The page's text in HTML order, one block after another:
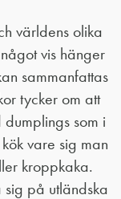
världens olika
vis hänger
sammanfattas
tycker om att
som i
vare sig man
kroppkaka.
sig på utländska